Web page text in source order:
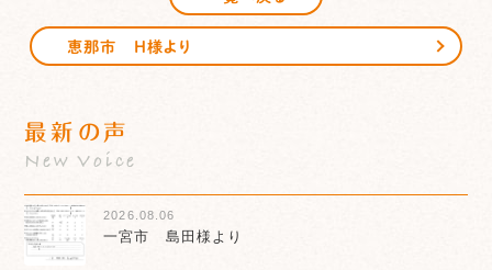
恵那市 H様より
最新の声
New Voice
2026.08.06
一宮市 島田様より